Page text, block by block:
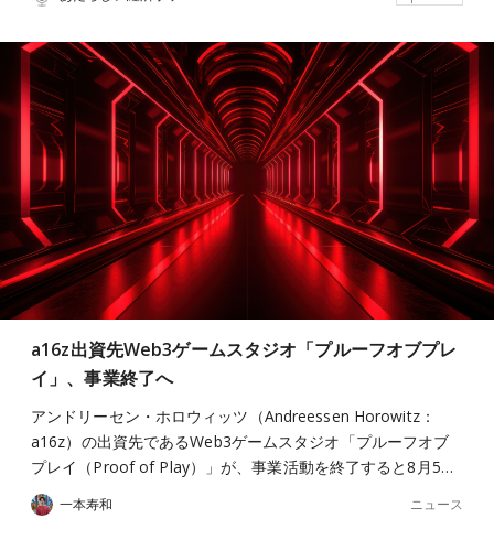
a16z出資先Web3ゲームスタジオ「プルーフオブプレ
イ」、事業終了へ
アンドリーセン・ホロウィッツ（Andreessen Horowitz：
a16z）の出資先であるWeb3ゲームスタジオ「プルーフオブ
プレイ（Proof of Play）」が、事業活動を終了すると8月5…
一本寿和 ニュース